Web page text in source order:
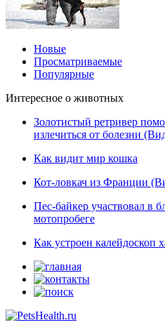
Новые
Просматриваемые
Популярные
Интересное о животных
Золотистый ретривер
излечиться от болезни
Как видит мир кошка
Кот-ловкач из Франции
Пес-байкер участвовал в
мотопробеге
Как устроен калейдоскоп